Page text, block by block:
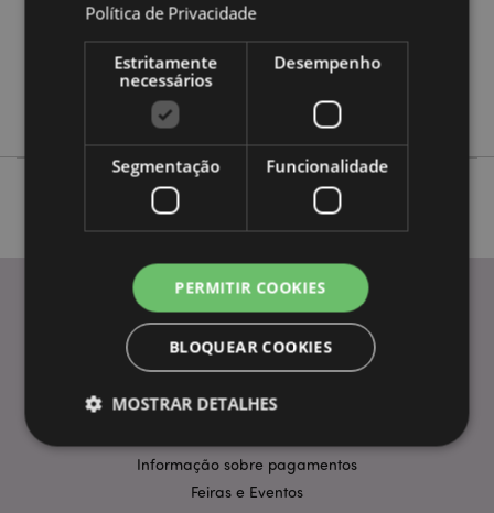
0.040000
Sim
INFORMAÇÃO
Entregas e Envios
Informação sobre pagamentos
Feiras e Eventos
Política de Privacidade
Estritamente
necessários
Desempenho
Segmentação Funcionalidade
PERMITIR COOKIES
BLOQUEAR COOKIES
MOSTRAR DETALHES
Estritamente necessários
Desempenho